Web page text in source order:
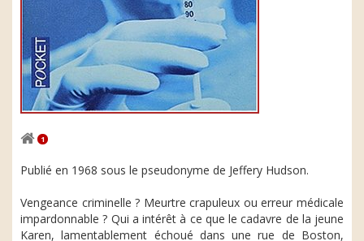
1
Publié en 1968 sous le pseudonyme de Jeffery Hudson.
Vengeance criminelle ? Meurtre crapuleux ou erreur médicale
impardonnable ? Qui a intérêt à ce que le cadavre de la jeune
Karen, lamentablement échoué dans une rue de Boston,